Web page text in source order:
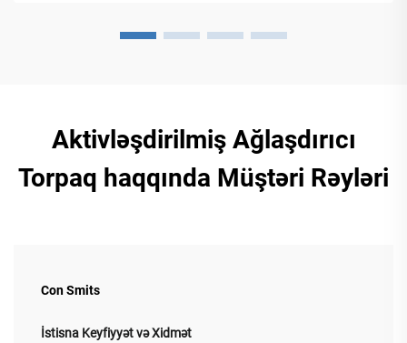
Aktivləşdirilmiş Ağlaşdırıcı
Torpaq haqqında Müştəri Rəyləri
Con Smits
İstisna Keyfiyyət və Xidmət